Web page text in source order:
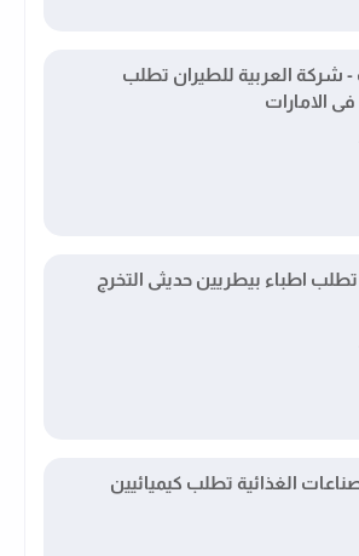
- شركة العربية للطيران تطلب
الامارات
اطباء بيطريين حديثى التخرج
الغذائية تطلب كيميائيين